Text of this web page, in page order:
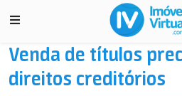
Venda de títulos
direitos creditórios